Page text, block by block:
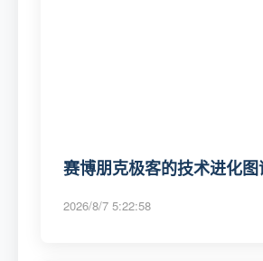
赛博朋克极客的技术进化
2026/8/7 5:22:58